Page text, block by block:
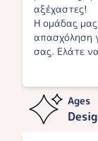
αξέχαστες!
Η ομάδας
απασχόληση
σας. Ελάτε
Ages